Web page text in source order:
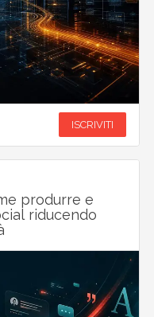
ISCRIVITI
produrre e
riducendo